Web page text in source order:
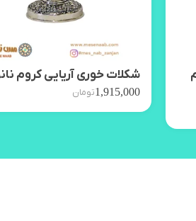
شکلات خوری آریایی کروم
1,915,000تومان